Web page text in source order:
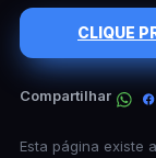
CLIQUE
Compartilhar
Esta página existe